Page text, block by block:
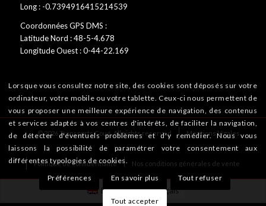
Long : -0.7394916415214539
Coordonnées GPS DMS :
Latitude Nord : 48-5-4.678
Longitude Ouest : 0-44-22.169
© 2026 Transports Coué. All rights reserved Mentions légales
Politique de confidentialité Nos conditions générales de vente
Lorsque vous consultez notre site, des cookies sont déposés sur votre
ordinateur, votre mobile ou votre tablette. Ceux-ci nous permettent de
vous proposer une meilleure expérience de navigation, des contenus
et services adaptés à vos centres d'intérêts, de faciliter la navigation,
de détecter d'éventuels problèmes et d'y remédier. Nous vous
laissons la possibilité de paramétrer votre consentement aux
différentes typologies de cookies.
Préférences
En savoir plus Tout refuser
Tout accepter
English Français